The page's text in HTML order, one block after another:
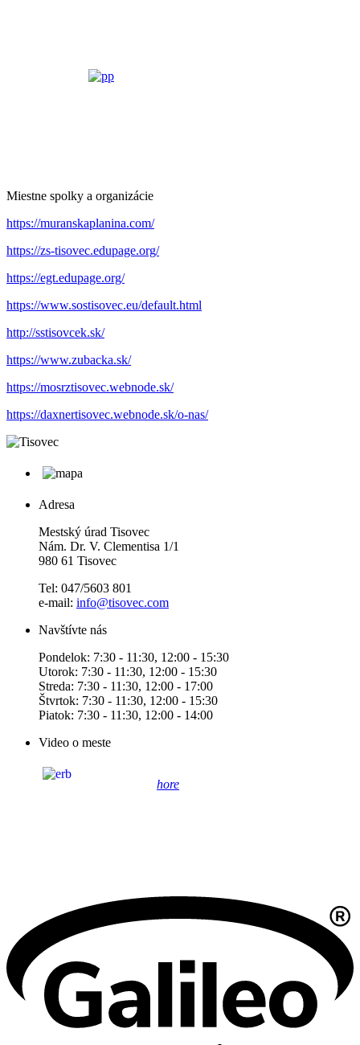
Miestne spolky a organizácie
https://muranskaplanina.com/
https://zs-tisovec.edupage.org/
https://egt.edupage.org/
https://www.sostisovec.eu/default.html
http://sstisovcek.sk/
https://www.zubacka.sk/
https://mosrztisovec.webnode.sk/
https://daxnertisovec.webnode.sk/o-nas/
Adresa
Mestský úrad Tisovec
Nám. Dr. V. Clementisa 1/1
980 61 Tisovec
Tel: 047/5603 801
e-mail: info@tisovec.com
Navštívte nás
Pondelok: 7:30 - 11:30, 12:00 - 15:30
Utorok: 7:30 - 11:30, 12:00 - 15:30
Streda: 7:30 - 11:30, 12:00 - 17:00
Štvrtok: 7:30 - 11:30, 12:00 - 15:30
Piatok: 7:30 - 11:30, 12:00 - 14:00
Video o meste
hore